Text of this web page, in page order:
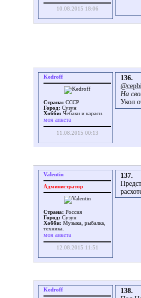
10.08.2015 18:06
Kedroff
Страна: СССР
Город: Сузун
Хобби: Чебаки и караси.
моя анкета
11.08.2015 00:13
136.
На
Укол
Valentin
Администратор
Страна: Россия
Город: Сузун
Хобби: Музыка, рыбалка,
техника.
моя анкета
12.08.2015 11:51
137.
Kedroff
138.